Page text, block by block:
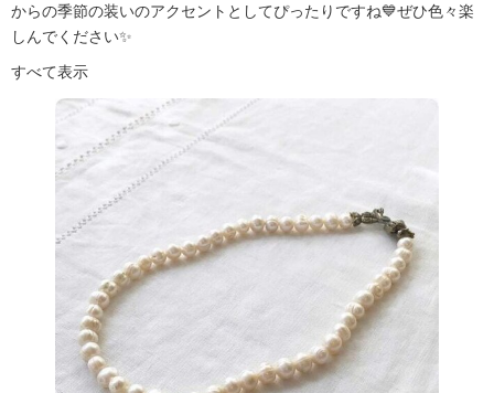
からの季節の装いのアクセントとしてぴったりですね💙ぜひ色々楽
しんでください✨
すべて表示